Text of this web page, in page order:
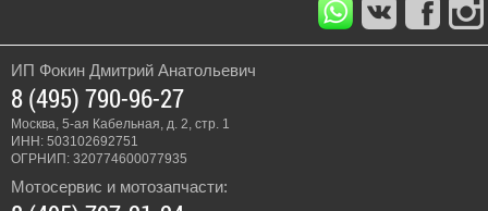
ИП Фокин Дмитрий Анатольевич
8 (495) 790-96-27
Москва, 5-ая Кабельная, д. 2, стр. 1
ИНН: 503102692751
ОГРНИП: 320774600077935
Мотосервис и мотозапчасти: